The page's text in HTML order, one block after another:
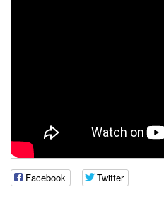
Facebook Twitter